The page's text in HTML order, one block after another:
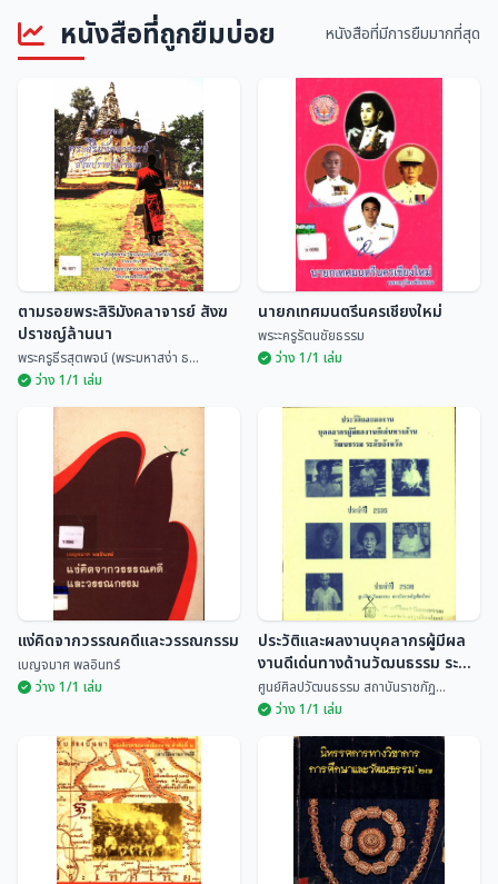
มหากาพย์ชนชาติไท "เต้าตามไต
เต้าทางไท" เล่ม 2
ชลธิรา สัตยาวัฒนา ,...
ของดีที่บ้านเรือน
หนังสือที่ถูกยืมบ่อย หนังสือที่มีการยืมมากที่สุด
ตามรอยพระสิริมังคลาจารย์ สังฆ
ปราชญ์ล้านนา
พระครูธีรสุตพจน์ (พร...
ตามรอยพระสิริมังคลาจารย์ สังฆ
ปราชญ์ล้านนา
พระครูธีรสุตพจน์ (พระมหาสง่า ธ...
ว่าง 1/1 เล่ม
นายกเทศมนตรีนครเชียงใหม่
พระะครูรัตนชัยธรรม
นายกเทศมนตรีนครเชียงใหม่
พระะครูรัตนชัยธรรม
ว่าง 1/1 เล่ม
แง่คิดจากวรรณคดีและ
วรรณกรรม
เบญจมาศ พลอินทร์
แง่คิดจากวรรณคดีและวรรณกรรม
เบญจมาศ พลอินทร์
ว่าง 1/1 เล่ม
ประวัติและผลงานบุคลากรผู้มีผล
งานดีเด่นทางด้านวัฒนธรรม
ระดับจังหวัด ประจำปี 2535
ศูนย์ศิลปวัฒนธรรม สถ...
ประวัติและผลงานบุคลากรผู้มีผล
งานดีเด่นทางด้านวัฒนธรรม ระดับ
จังหวัด ประจำปี 2535
ศูนย์ศิลปวัฒนธรรม สถาบันราชภัฏ...
ว่าง 1/1 เล่ม